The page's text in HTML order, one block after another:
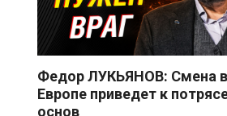
Федор ЛУКЬЯНОВ: Смена
Европе приведет к
основ